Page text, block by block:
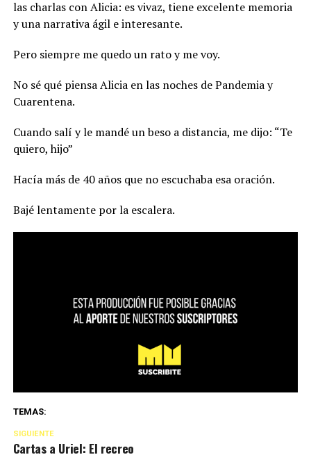
las charlas con Alicia: es vivaz, tiene excelente memoria
y una narrativa ágil e interesante.
Pero siempre me quedo un rato y me voy.
No sé qué piensa Alicia en las noches de Pandemia y
Cuarentena.
Cuando salí y le mandé un beso a distancia, me dijo: “Te
quiero, hijo”
Hacía más de 40 años que no escuchaba esa oración.
Bajé lentamente por la escalera.
TEMAS:
SIGUIENTE
Cartas a Uriel: El recreo